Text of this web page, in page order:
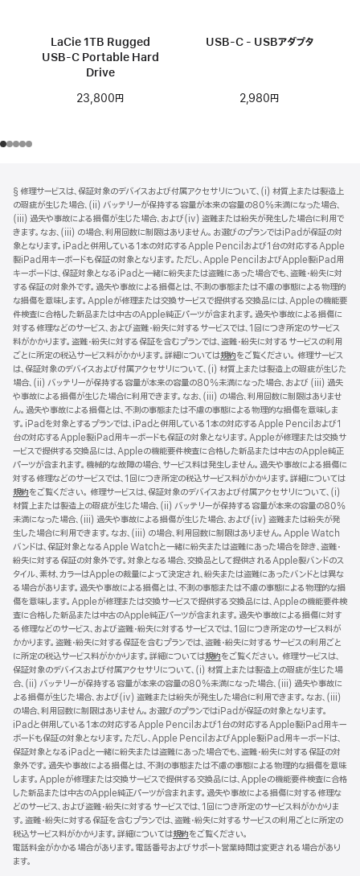
LaCie 1TB Rugged
USB-C Portable Hard
Drive
23,800円
USB-C - USBアダプタ
2,980円
ッ
タ
ー
注
§ 修理サービスは、保証対象のデバイスおよび付属アクセサリについて、(i) 材質上または製造上
の瑕疵が生じた場合、(ii) バッテリーが保持する容量が本来の容量の80%未満になった場合、
(iii) 過失や事故による損傷が生じた場合、および(iv) 盗難または紛失が発生した場合に利用で
きます。なお、(iii) の場合、利用回数に制限はありません。お選びのプランではiPadが保証の対
象となります。iPadと併用している1本の対応するApple Pencilおよび1台の対応するApple
製iPad用キーボードも保証の対象となります。ただし、Apple PencilおよびApple製iPad用
キーボードは、保証対象となるiPadと一緒に紛失または盗難にあった場合でも、盗難・紛失に対
する保証の対象外です。過失や事故による損傷とは、不測の事態または不慮の事態による物理的
な損傷を意味します。Appleが修理または交換サービスで提供する交換品には、Appleの機能要
件検査に合格した新品または中古のApple純正パーツが含まれます。過失や事故による損傷に
対する修理などのサービス、および盗難・紛失に対するサービスでは、1回につき所定のサービス
料がかかります。盗難・紛失に対する保証を含むプランでは、盗難・紛失に対するサービスの利用
ごとに所定の税込サービス料がかかります。詳細については規約（新
規
ウ
イ
ン
ド
ウ
で
開
き
ま
す）
をご覧ください。 修理サービス
は、保証対象のデバイスおよび付属アクセサリについて、(i) 材質上または製造上の瑕疵が生じた
場合、(ii) バッテリーが保持する容量が本来の容量の80%未満になった場合、および (iii) 過失
や事故による損傷が生じた場合に利用できます。なお、(iii) の場合、利用回数に制限はありませ
ん。過失や事故による損傷とは、不測の事態または不慮の事態による物理的な損傷を意味しま
す。iPadを対象とするプランでは、iPadと併用している1本の対応するApple Pencilおよび1
台の対応するApple製iPad用キーボードも保証の対象となります。Appleが修理または交換サ
ービスで提供する交換品には、Appleの機能要件検査に合格した新品または中古のApple純正
パーツが含まれます。機械的な故障の場合、サービス料は発生しません。過失や事故による損傷に
対する修理などのサービスでは、1回につき所定の税込サービス料がかかります。詳細については
規約（新
規
ウ
イ
ン
ド
ウ
で
開
き
ま
す）
をご覧ください。 修理サービスは、保証対象のデバイスおよび付属アクセサリについて、(i)
材質上または製造上の瑕疵が生じた場合、(ii) バッテリーが保持する容量が本来の容量の80%
未満になった場合、(iii) 過失や事故による損傷が生じた場合、および(iv) 盗難または紛失が発
生した場合に利用できます。なお、(iii) の場合、利用回数に制限はありません。Apple Watch
バンドは、保証対象となるApple Watchと一緒に紛失または盗難にあった場合を除き、盗難・
紛失に対する保証の対象外です。対象となる場合、交換品として提供されるApple製バンドのス
タイル、素材、カラーはAppleの裁量によって決定され、紛失または盗難にあったバンドとは異な
る場合があります。過失や事故による損傷とは、不測の事態または不慮の事態による物理的な損
傷を意味します。Appleが修理または交換サービスで提供する交換品には、Appleの機能要件検
査に合格した新品または中古のApple純正パーツが含まれます。過失や事故による損傷に対す
る修理などのサービス、および盗難・紛失に対するサービスでは、1回につき所定のサービス料が
かかります。盗難・紛失に対する保証を含むプランでは、盗難・紛失に対するサービスの利用ごと
に所定の税込サービス料がかかります。詳細については規約（新
規
ウ
イ
ン
ド
ウ
で
開
き
ま
す）
をご覧ください。 修理サービスは、
保証対象のデバイスおよび付属アクセサリについて、(i) 材質上または製造上の瑕疵が生じた場
合、(ii) バッテリーが保持する容量が本来の容量の80%未満になった場合、(iii) 過失や事故に
よる損傷が生じた場合、および(iv) 盗難または紛失が発生した場合に利用できます。なお、(iii)
の場合、利用回数に制限はありません。お選びのプランではiPadが保証の対象となります。
iPadと併用している1本の対応するApple Pencilおよび1台の対応するApple製iPad用キー
ボードも保証の対象となります。ただし、Apple PencilおよびApple製iPad用キーボードは、
保証対象となるiPadと一緒に紛失または盗難にあった場合でも、盗難・紛失に対する保証の対
象外です。過失や事故による損傷とは、不測の事態または不慮の事態による物理的な損傷を意味
します。Appleが修理または交換サービスで提供する交換品には、Appleの機能要件検査に合格
した新品または中古のApple純正パーツが含まれます。過失や事故による損傷に対する修理な
どのサービス、および盗難・紛失に対するサービスでは、1回につき所定のサービス料がかかりま
す。盗難・紛失に対する保証を含むプランでは、盗難・紛失に対するサービスの利用ごとに所定の
税込サービス料がかかります。詳細については規約（新
規
をご覧ください。
電話料金がかかる場合があります。電話番号およびサポート営業時間は変更される場合があり
ます。